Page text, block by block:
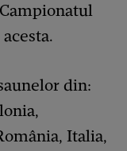
din:
Italia,